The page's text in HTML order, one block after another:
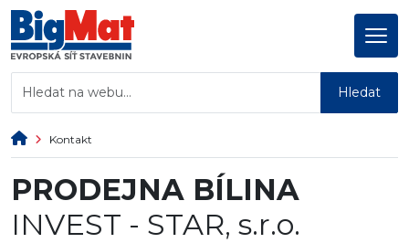
Hledat
Kontakt
PRODEJNA BÍLINA
INVEST - STAR, s.r.o.